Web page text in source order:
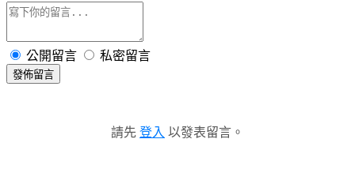
公開留言 私密留言
發佈留言
請先 登入 以發表留言。